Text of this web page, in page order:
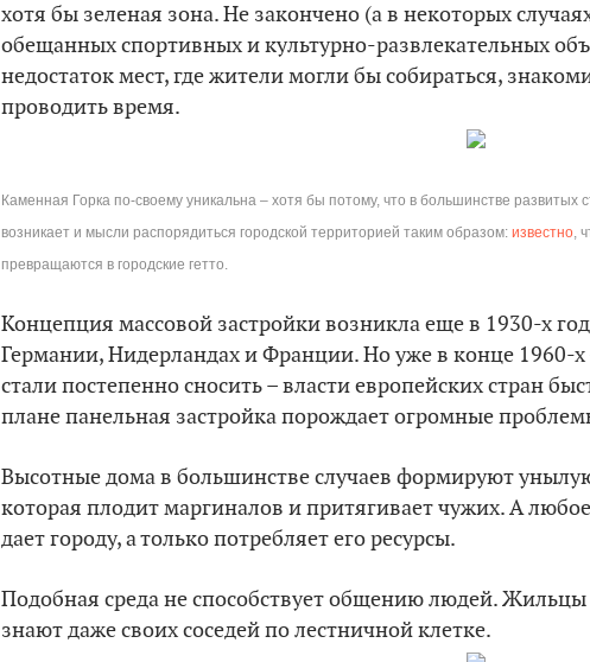
хотя бы зеленая зона. Не закончено (а в некоторых
обещанных спортивных и культурно-развлекательных
недостаток мест, где жители могли бы собираться,
проводить время.
Каменная Горка по-своему уникальна – хотя бы потому, что в большинстве развитых
возникает и мысли распорядиться городской территорией таким образом: известно ,
превращаются в городские гетто.
Концепция массовой застройки возникла еще в 1930-х
Германии, Нидерландах и Франции. Но уже в конце 1960-х
стали постепенно сносить – власти европейских стран
плане панельная застройка порождает огромные
Высотные дома в большинстве случаев формируют
которая плодит маргиналов и притягивает чужих. А
дает городу, а только потребляет его ресурсы.
Подобная среда не способствует общению людей.
знают даже своих соседей по лестничной клетке.